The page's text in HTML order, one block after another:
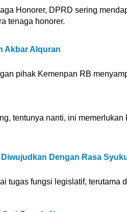
Honorer, DPRD sering
tenaga honorer.
Akbar Alquran
pihak Kemenpan RB
tentunya nanti, ini memerlukan
Dengan Rasa
tugas fungsi legislatif, terutama